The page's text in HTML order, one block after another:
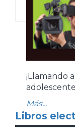
¡Llamando
Más...
Libros